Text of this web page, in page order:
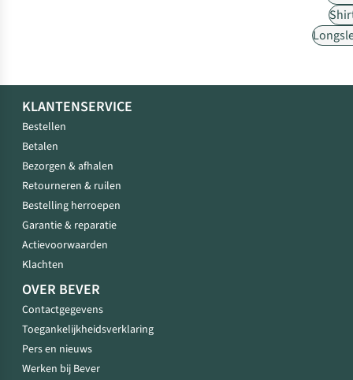
KLANTENSERVICE
Bestellen
Betalen
Bezorgen & afhalen
Retourneren & ruilen
Bestelling herroepen
Garantie & reparatie
Actievoorwaarden
Klachten
OVER BEVER
Contactgegevens
Toegankelijkheidsverklaring
Pers en nieuws
Werken bij Bever